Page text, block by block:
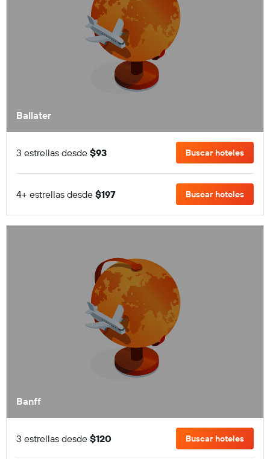
Ballater
3 estrellas desde $93 Buscar hoteles
4+ estrellas desde $197 Buscar hoteles
Banff
3 estrellas desde $120 Buscar hoteles